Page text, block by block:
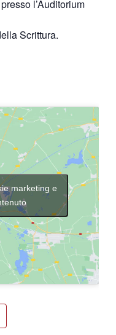
l’Auditorium
Scrittura.
marketing e